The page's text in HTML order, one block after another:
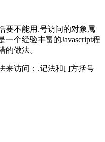
不能用.号访问的对象属
个经验丰富的Javascript程
的做法。
访问：.记法和[ ]方括号